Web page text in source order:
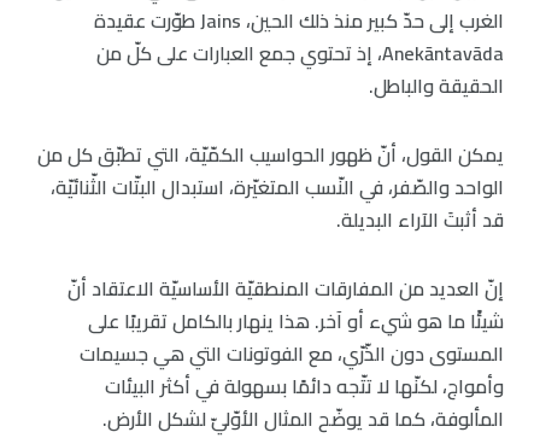
الغرب إلى حدّ كبير منذ ذلك الحين، Jains طوّرت عقيدة
Anekāntavāda، إذ تحتوي جمع العبارات على كلّ من
الحقيقة والباطل.
يمكن القول، أنّ ظهور الحواسيب الكمّيّة، التي تطبّق كل من
الواحد والصّفر، في النّسب المتغيّرة، استبدال البتّات الثّنائيّة،
قد أثبتَ الآراء البديلة.
إنّ العديد من المفارقات المنطقيّة الأساسيّة الاعتقاد أنّ
شيئًا ما هو شيء أو آخر. هذا ينهار بالكامل تقريبًا على
المستوى دون الذّرّي، مع الفوتونات التي هي جسيمات
وأمواج، لكنّها لا تتّجه دائمًا بسهولة في أكثر البيئات
المألوفة، كما قد يوضّح المثال الأوّليّ لشكل الأرض.